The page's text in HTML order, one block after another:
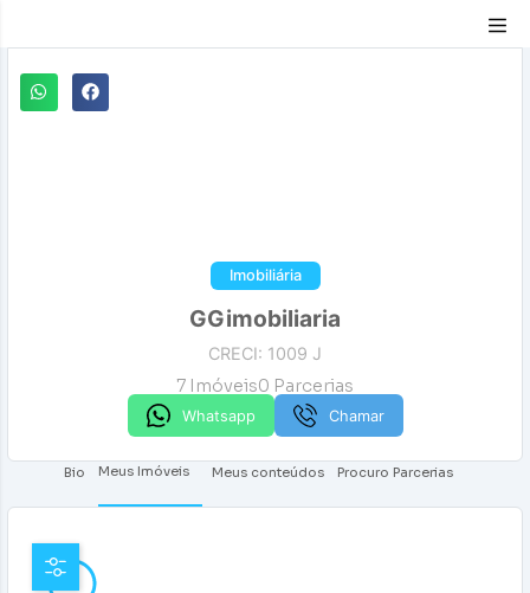
Imobiliária
GGimobiliaria
CRECI: 1009 J
7 Imóveis0 Parcerias
Whatsapp Chamar
Bio Meus Imóveis Meus conteúdos Procuro Parcerias